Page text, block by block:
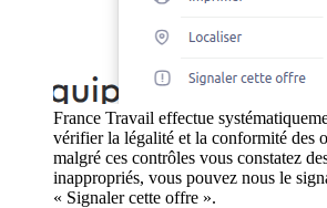
France Travail effectue
vérifier la légalité et la conformité des
malgré ces contrôles vous constatez
inappropriés, vous pouvez nous le
« Signaler cette offre ».